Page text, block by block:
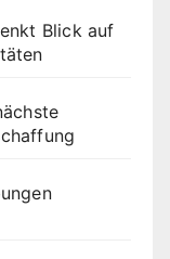
Blick auf